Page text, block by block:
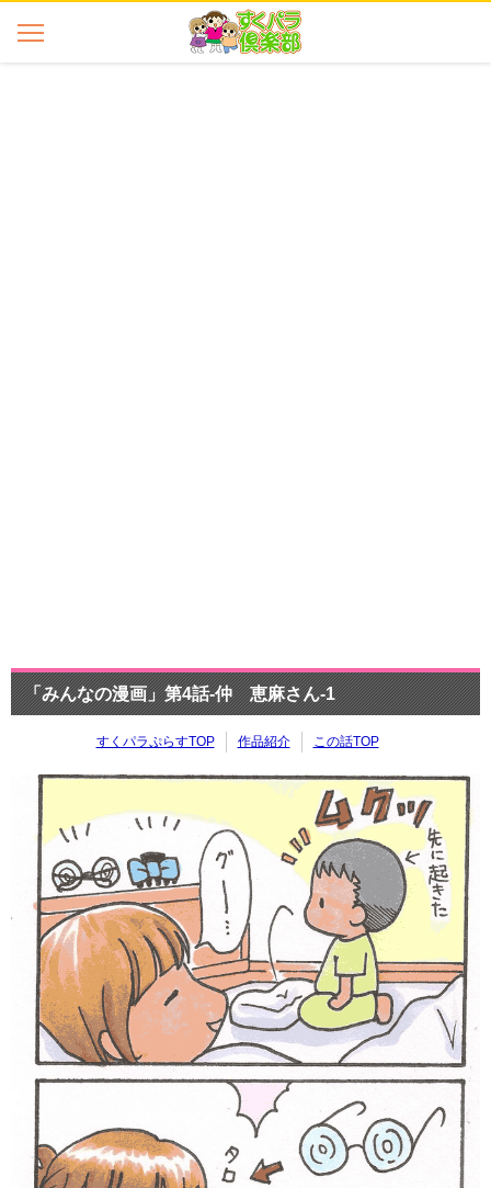
「みんなの漫画」第4話-仲 恵麻さん-1
すくパラぷらすTOP 作品紹介 この話TOP